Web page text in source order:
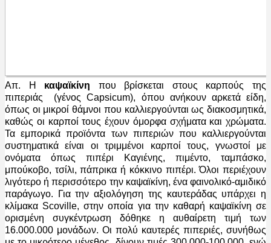
Απ. Η καψαϊκίνη που βρίσκεται στους καρπούς της
πιπεριάς (γένος Capsicum), όπου ανήκουν αρκετά είδη,
όπως οι μικροί θάμνοι που καλλιεργούνται ως διακοσμητικά,
καθώς οι καρποί τους έχουν όμορφα σχήματα και χρώματα.
Τα εμπορικά προϊόντα των πιπεριών που καλλιεργούνται
συστηματικά είναι οι τριμμένοι καρποί τους, γνωστοί με
ονόματα όπως πιπέρι Καγιένης, πιμέντο, ταμπάσκο,
μπούκοβο, τσίλι, πάπρικα ή κόκκινο πιπέρι. Όλοι περιέχουν
λιγότερο ή περισσότερο την καψαϊκίνη, ένα φαινολικό-αμιδικό
παράγωγο. Για την αξιολόγηση της καυτεράδας υπάρχει η
κλίμακα Scoville, στην οποία για την καθαρή καψαϊκίνη σε
ορισμένη συγκέντρωση δόθηκε η αυθαίρετη τιμή των
16.000.000 μονάδων. Οι πολύ καυτερές πιπεριές, συνήθως